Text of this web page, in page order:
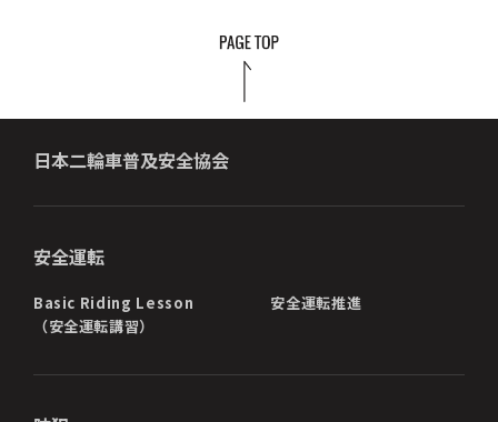
日本二輪車普及安全協会
安全運転
Basic Riding Lesson
（安全運転講習）
安全運転推進